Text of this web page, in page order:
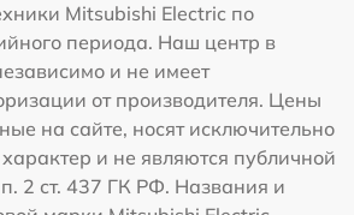
Mitsubishi Electric по
периода. Наш центр в
и не имеет
от производителя. Цены
на сайте, носят исключительно
и не являются публичной
2 ст. 437 ГК РФ. Названия и